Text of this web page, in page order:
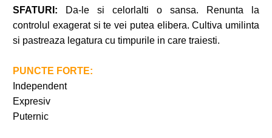
SFATURI: Da-le si celorlalti o sansa. Renunta la
controlul exagerat si te vei putea elibera. Cultiva umilinta
si pastreaza legatura cu timpurile in care traiesti.
PUNCTE FORTE:
Independent
Expresiv
Puternic